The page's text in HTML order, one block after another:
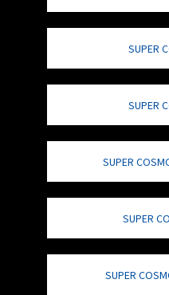
SUPER
SUPER
SUPER
SUPER
SUPER